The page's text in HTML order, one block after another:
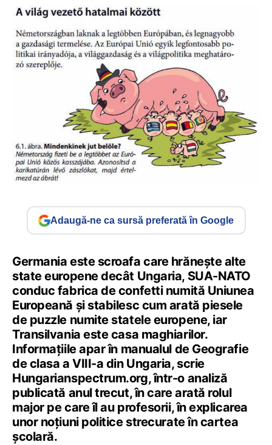
Adaugă-ne ca sursă preferată în Google
Germania este scroafa care hrănește alte
state europene decât Ungaria, SUA-NATO
conduc fabrica de confetti numită Uniunea
Europeană și stabilesc cum arată piesele
de puzzle numite statele europene, iar
Transilvania este casa maghiarilor.
Informațiile apar în manualul de Geografie
de clasa a VIII-a din Ungaria, scrie
Hungarianspectrum.org, într-o analiză
publicată anul trecut, în care arată rolul
major pe care îl au profesorii, în explicarea
unor noțiuni politice strecurate în cartea
școlară.